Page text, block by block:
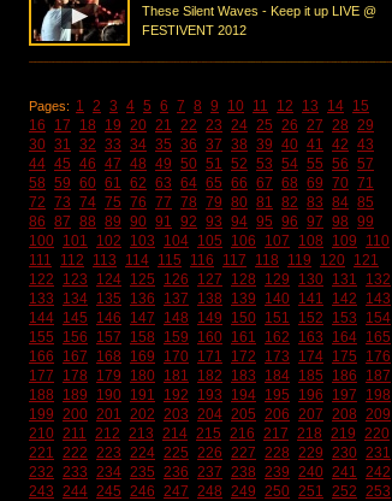
These Silent Waves - Keep it up LIVE @
FESTIVENT 2012
Pages: 1 2 3 4 5 6 7 8 9 10 11 12 13 14 15
16
17 18 19 20 21 22 23 24 25 26 27 28 29
30 31 32 33 34 35 36 37 38 39 40 41 42 43
44 45 46 47 48 49 50 51 52 53 54 55 56 57
58 59 60 61 62 63 64 65 66 67 68 69 70 71
72 73 74 75 76 77 78 79 80 81 82 83 84 85
86 87 88 89 90 91 92 93 94 95 96 97 98 99
100 101 102 103 104 105 106 107 108 109
110
111
112 113 114 115 116 117 118 119 120 121
122
123 124 125 126 127 128 129 130 131
132
133
134 135 136 137 138 139 140 141 142
143
144 145 146 147 148 149 150 151 152 153
154
155
156 157 158 159 160 161 162 163 164 165
166
167 168 169 170 171 172 173 174 175
176
177
178 179 180 181 182 183 184 185 186
187
188
189 190 191 192 193 194 195 196 197
198
199 200 201 202 203 204 205 206 207 208 209
210 211 212 213 214 215 216 217 218 219 220
221 222 223 224 225 226 227 228 229 230 231
232 233 234 235 236 237 238 239 240 241 242
243 244 245 246 247 248 249 250 251 252 253